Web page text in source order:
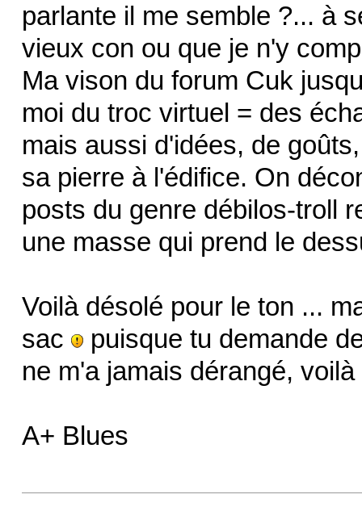
parlante il me semble ?... à
vieux con ou que je n'y
Ma vison du forum Cuk
moi du troc virtuel = des
mais aussi d'idées, de
sa pierre à l'édifice. On
posts du genre débilos-troll
une masse qui prend le
Voilà désolé pour le ton ...
sac
puisque tu demande
ne m'a jamais dérangé, voilà
A+ Blues